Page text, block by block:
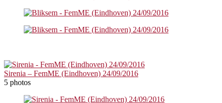
Sirenia – FemME (Eindhoven) 24/09/2016
5 photos